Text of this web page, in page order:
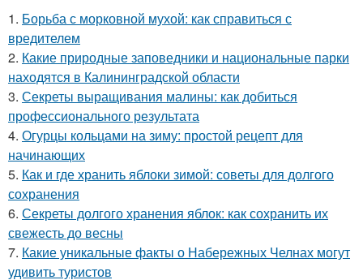
1. Борьба с морковной мухой: как справиться с
вредителем
2. Какие природные заповедники и национальные парки
находятся в Калининградской области
3. Секреты выращивания малины: как добиться
профессионального результата
4. Огурцы кольцами на зиму: простой рецепт для
начинающих
5. Как и где хранить яблоки зимой: советы для долгого
сохранения
6. Секреты долгого хранения яблок: как сохранить их
свежесть до весны
7. Какие уникальные факты о Набережных Челнах могут
удивить туристов